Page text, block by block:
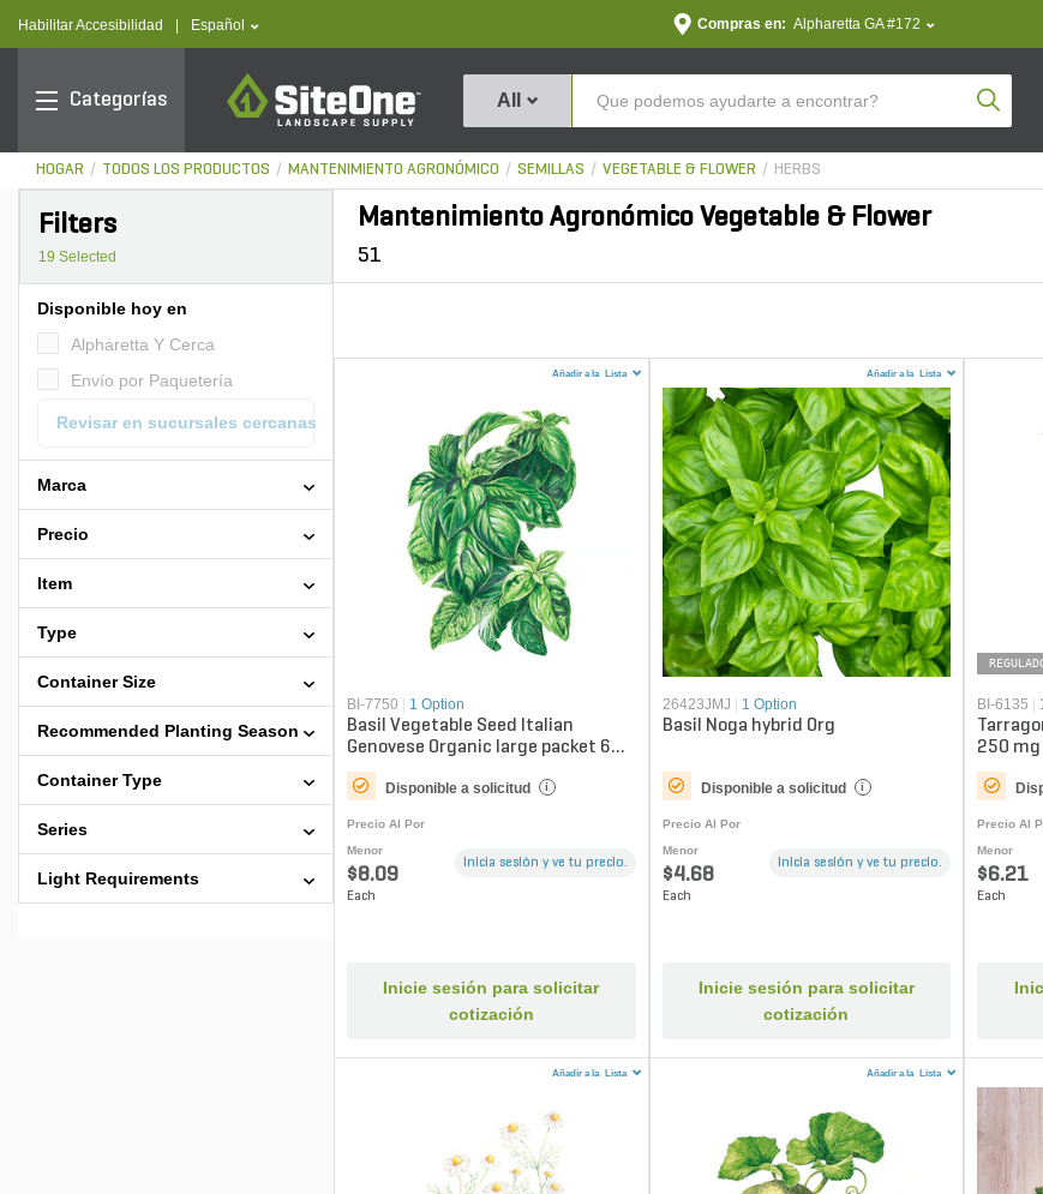
Habilitar Accesibilidad text.language
Español Compras en: Alpharetta GA #172
Categorías
SiteOne
All
HOGAR TODOS LOS PRODUCTOS MANTENIMIENTO AGRONÓMICO SEMILLAS VEGETABLE & FLOWER HERBS
Filters
19 Selected
Disponible hoy en
Alpharetta Y Cerca
Envío por Paquetería
Revisar en sucursales cercanas
Marca
Precio
Item
Type
Container Size
Recommended Planting Season
Container Type
Series
Light Requirements
Mantenimiento Agronómico Vegetable & Flower
51
Añadir a la Lista
BI-7750 | 1 Option
Basil Vegetable Seed Italian
Genovese Organic large packet 6
gm
Disponible a solicitud i
Precio Al Por
Menor
$8.09
Each
Inicia sesión y ve tu precio.
Inicie sesión para solicitar
cotización
Añadir a la Lista
26423JMJ | 1 Option
Basil Noga hybrid Org
Disponible a solicitud i
Precio Al Por
Menor
$4.68
Each
Inicia sesión y ve tu precio.
Inicie sesión para solicitar
cotización
BI-6135 |
250 mg
Precio Al
Menor
$6.21
Each
Añadir a la Lista Añadir a la Lista